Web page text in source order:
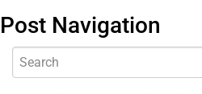
Post Navigation